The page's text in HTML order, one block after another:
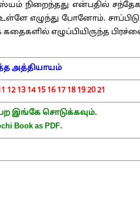
நிறைந்தது என்பதில்
உள்ளே எழுந்து போனோம்.
கதைகளில் எழுப்பியிருந்த
அத்தியாயம்
12131415161718192021
இங்கே சொடுக்கவும்.
Book as PDF.